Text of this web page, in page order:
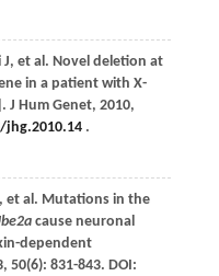
J, et al. Novel deletion at
in a patient with X-
J Hum Genet, 2010,
jhg.2010.14.
et al. Mutations in the
cause neuronal
dependent
, 50(6): 831-843. DOI: